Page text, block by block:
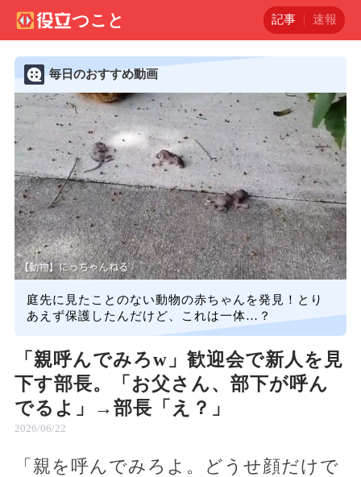
記事 速報
毎日のおすすめ動画
庭先に見たことのない動物の赤ちゃんを発見！とり
あえず保護したんだけど、これは一体…？
「親呼んでみろw」歓迎会で新人を見
下す部長。「お父さん、部下が呼ん
でるよ」→部長「え？」
2026/06/22
「親を呼んでみろよ。どうせ顔だけで